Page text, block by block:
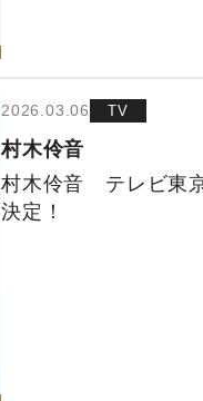
2026.03.06 TV
村木伶音
村木伶音 テレビ東
決定！